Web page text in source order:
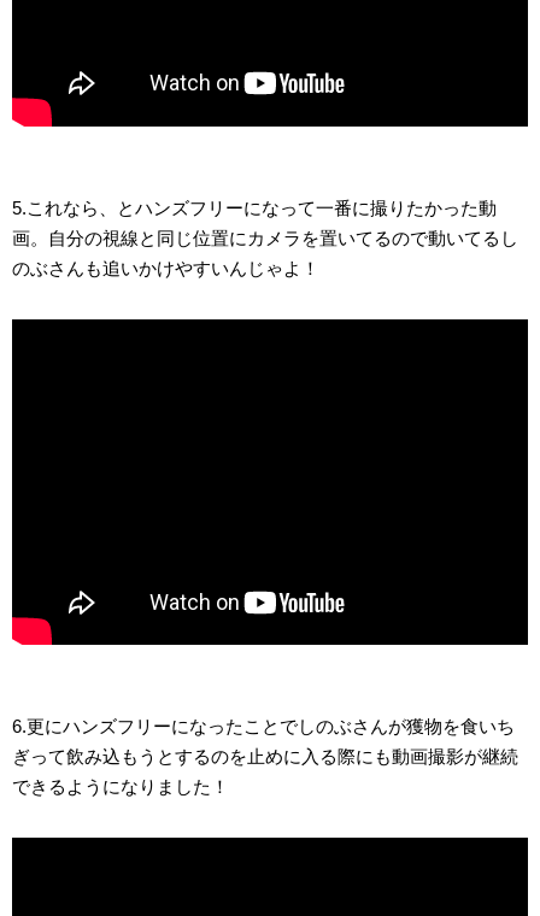
5.これなら、とハンズフリーになって一番に撮りたかった動
画。自分の視線と同じ位置にカメラを置いてるので動いてるし
のぶさんも追いかけやすいんじゃよ！
6.更にハンズフリーになったことでしのぶさんが獲物を食いち
ぎって飲み込もうとするのを止めに入る際にも動画撮影が継続
できるようになりました！